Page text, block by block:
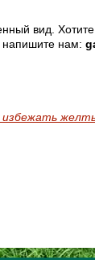
вид.
напишите нам:
избежать